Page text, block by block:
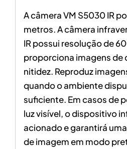
A câmera VM S5030 IR
metros. A câmera
IR possui resolução de
proporciona imagens de
nitidez. Reproduz
quando o ambiente
suficiente. Em casos de
luz visível, o dispositivo
acionado e garantirá
de imagem em modo